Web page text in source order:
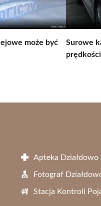
może być
Surowe
Apteka Działdowo
Fotograf
Stacja Kontroli